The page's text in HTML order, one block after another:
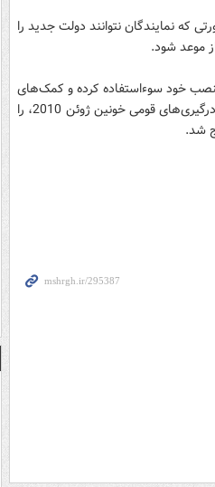
که نمایندگان نتوانند دولت جدید را
موعد شود.
خود سوءاستفاده کرده و کمک‌های
مالی دولتی و خارجی برای کمک به جنوب این کشور پس از درگیری‌های قومی خونین ژوئن 2010، را
شد.